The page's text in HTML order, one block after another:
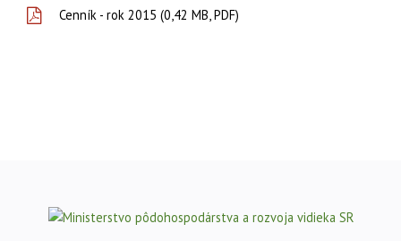
Cenník - rok 2015 (0,42 MB, PDF)